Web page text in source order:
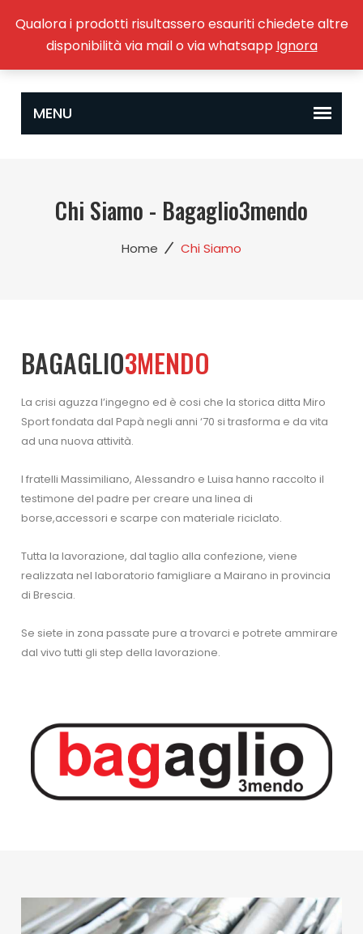
Chi Siamo - Bagaglio3mendo
Home / Chi Siamo
BAGAGLIO3MENDO
La crisi aguzza l’ingegno ed è cosi che la storica ditta Miro
Sport fondata dal Papà negli anni ‘70 si trasforma e da vita
ad una nuova attività.
I fratelli Massimiliano, Alessandro e Luisa hanno raccolto il
testimone del padre per creare una linea di
borse,accessori e scarpe con materiale riciclato.
Tutta la lavorazione, dal taglio alla confezione, viene
realizzata nel laboratorio famigliare a Mairano in provincia
di Brescia.
Se siete in zona passate pure a trovarci e potrete ammirare
dal vivo tutti gli step della lavorazione.
Qualora i prodotti risultassero esauriti chiedete altre
disponibilità via mail o via whatsapp Ignora